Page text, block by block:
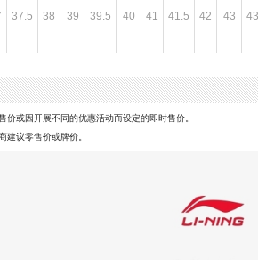
37.5 38 39 39.5 40 41 41.5 42 43
价或因开展不同的优惠活动而设定的即时售价。
建议零售价或牌价。